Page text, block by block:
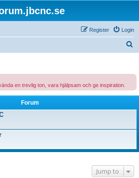
Login
Register
c
en trevlig ton, vara hjälpsam och ge inspiration.
Forum
Jump to